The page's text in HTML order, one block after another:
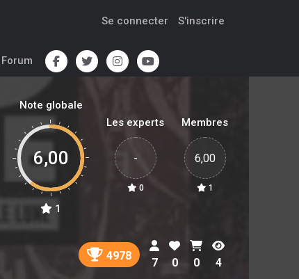
Se connecter S'inscrire
Forum
Note globale
6,00
1
Les experts
-
0
Membres
6,00
1
4978
7 0 0 4